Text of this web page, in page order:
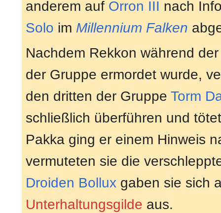
anderem auf Orron III nach
Solo im Millennium Falken
Nachdem Rekkon während
der Gruppe ermordet wurde,
den dritten der Gruppe Torm
schließlich überführen und
Pakka ging er einem Hinweis
vermuteten sie die
Droiden Bollux gaben sie sich
Unterhaltungsgilde aus.